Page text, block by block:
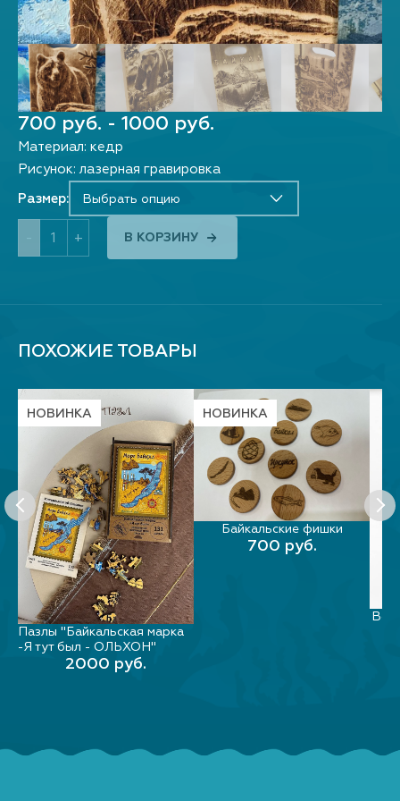
700 руб. - 1000 руб.
Материал: кедр
Рисунок: лазерная гравировка
Размер:
Выбрать опцию
+ В КОРЗИНУ
ПОХОЖИЕ ТОВАРЫ
НОВИНКА
В КОРЗИНУ
Пазлы "Байкальская марка
-Я тут был - ОЛЬХОН"
2000 руб.
НОВИНКА
В КОРЗИНУ
Байкальские фишки
700 руб.